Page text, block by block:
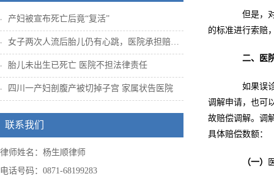
产妇被宣布死亡后竟“复活”
女子两次人流后胎儿仍有心跳，医院承担赔偿...
胎儿未出生已死亡 医院不担法律责任
四川一产妇剖腹产被切掉子宫 家属状告医院
联系我们
律师姓名：杨生顺律师
电话号码：0871-68199283
但是，对
的标准进行索赔
二、医
如果误诊
调解申请，也可
故赔偿调解。调
具体赔偿数额：
（一）